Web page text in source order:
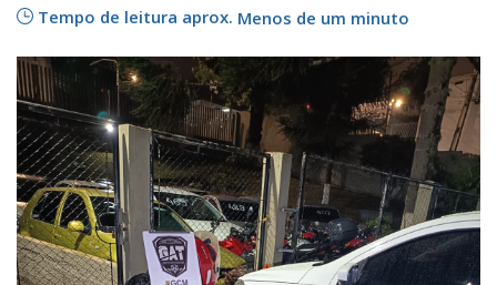
Tempo de leitura aprox. Menos de um minuto